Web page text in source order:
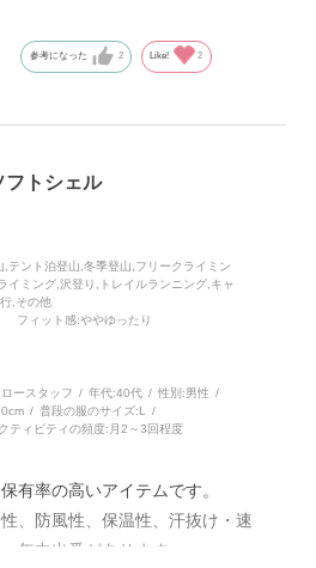
ライミングとの相性がいい。胸
ーネスにつけられるし、慣れて
作られているので、着てクライ
所でのクライミングでは、1～2
ンスタートフーディーを着て本
しば。防風性のおかげで寒すぎ
うどよく快適に登れることも多
薄いのに、チムニーで使っても
が好きなので、大きな壁の中で
そうなとき、これを着て気合を
用できる。クライミングに集中
は確実にあります。
参考になった 2 Like! 2
フトシェル
,テント泊登山,冬季登山,フリークライミン
イミング,沢登り,トレイルランニング,キャ
,その他
フィット感:ややゆったり
ースタッフ 年代:40代 性別:男性
普段の服のサイズ:L
ティビティの頻度: 月2～3回程度
有率の高いアイテムです。
、防風性、保温性、汗抜け・速
年中出番があります。